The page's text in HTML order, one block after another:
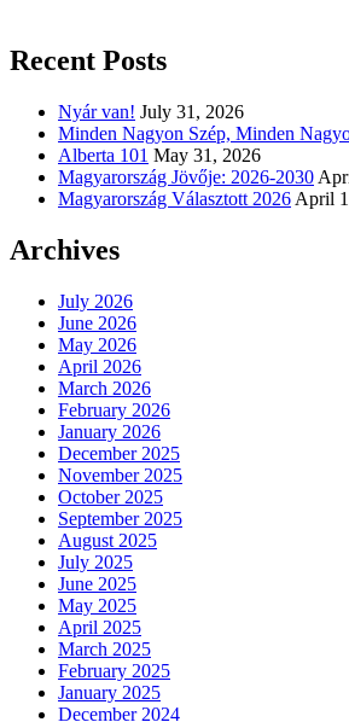
Recent Posts
Nyár van! July 31, 2026
Minden Nagyon Szép, Minden
Alberta 101 May 31, 2026
Magyarország Jövője: 2026-2030
Magyarország Választott 2026 April
Archives
July 2026
June 2026
May 2026
April 2026
March 2026
February 2026
January 2026
December 2025
November 2025
October 2025
September 2025
August 2025
July 2025
June 2025
May 2025
April 2025
March 2025
February 2025
January 2025
December 2024